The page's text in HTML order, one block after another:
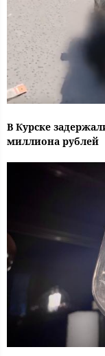
В Курске
миллиона рублей